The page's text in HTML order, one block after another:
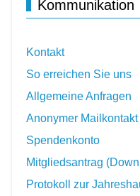
Kommunikation
Kontakt
So erreichen Sie uns
Allgemeine Anfragen
Anonymer Mailkontakt
Spendenkonto
Mitgliedsantrag
Protokoll zur